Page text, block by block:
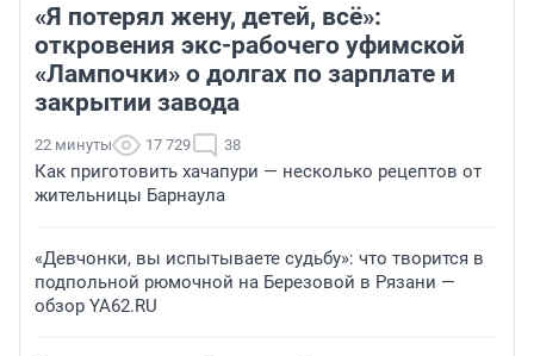
«Я потерял жену, детей, всё»:
откровения экс-рабочего уфимской
«Лампочки» о долгах по зарплате и
закрытии завода
22 минуты 17 729 38
Как приготовить хачапури — несколько рецептов от
жительницы Барнаула
«Девчонки, вы испытываете судьбу»: что творится в
подпольной рюмочной на Березовой в Рязани —
обзор YA62.RU